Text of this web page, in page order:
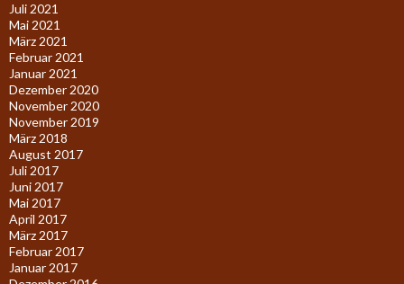
Juli 2021
Mai 2021
März 2021
Februar 2021
Januar 2021
Dezember 2020
November 2020
November 2019
März 2018
August 2017
Juli 2017
Juni 2017
Mai 2017
April 2017
März 2017
Februar 2017
Januar 2017